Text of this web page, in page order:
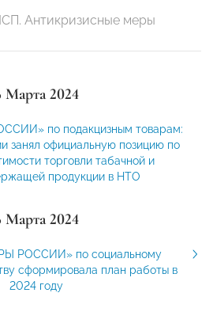
Антикризисные меры
Марта 2024
по подакцизным товарам:
занял официальную позицию по
торговли табачной и
продукции в НТО
Марта 2024
РОССИИ» по социальному
сформировала план работы в
2024 году